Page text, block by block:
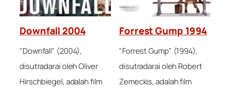
Downfall 2004
"Downfall" (2004),
disutradarai oleh Oliver
Hirschbiegel, adalah film
Forrest Gump 1994
"Forrest Gump" (1994),
disutradarai oleh Robert
Zemeckis, adalah film